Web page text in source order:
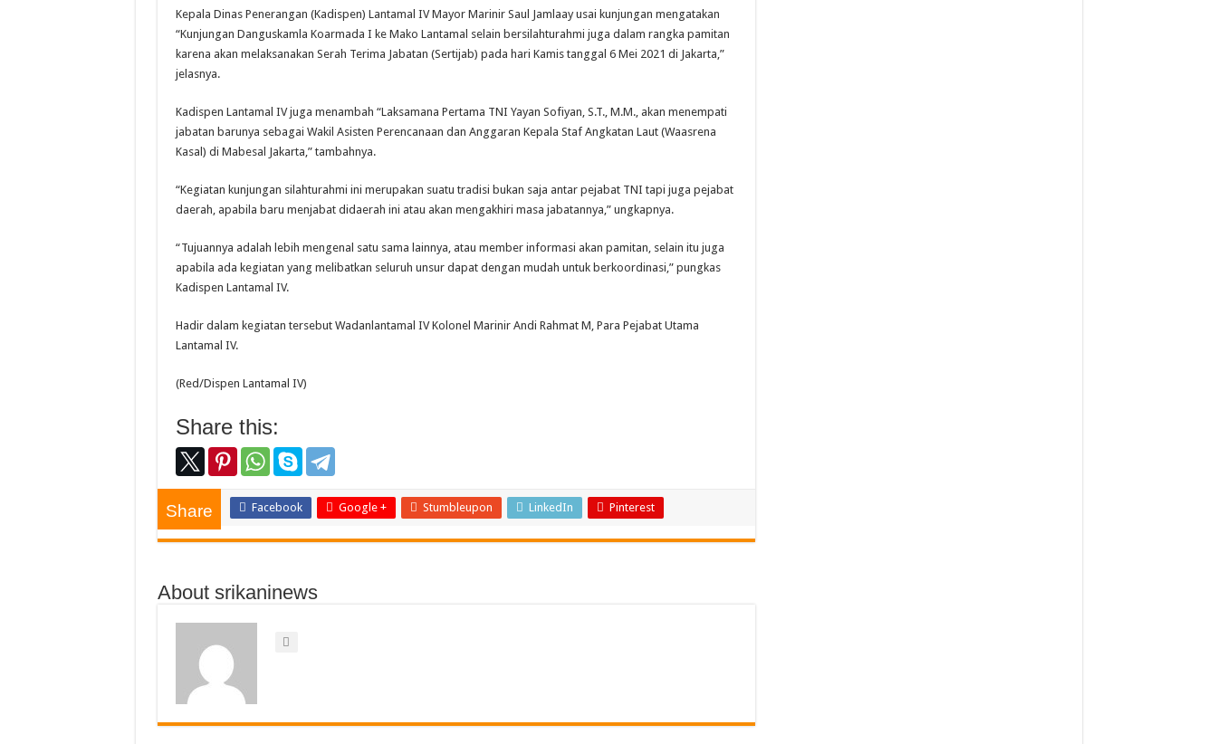
Kepala Dinas Penerangan (Kadispen) Lantamal IV Mayor Marinir Saul Jamlaay usai kunjungan mengatakan
“Kunjungan Danguskamla Koarmada I ke Mako Lantamal selain bersilahturahmi juga dalam rangka pamitan
karena akan melaksanakan Serah Terima Jabatan (Sertijab) pada hari Kamis tanggal 6 Mei 2021 di Jakarta,”
jelasnya.
Kadispen Lantamal IV juga menambah “Laksamana Pertama TNI Yayan Sofiyan, S.T., M.M., akan menempati
jabatan barunya sebagai Wakil Asisten Perencanaan dan Anggaran Kepala Staf Angkatan Laut (Waasrena
Kasal) di Mabesal Jakarta,” tambahnya.
“Kegiatan kunjungan silahturahmi ini merupakan suatu tradisi bukan saja antar pejabat TNI tapi juga pejabat
daerah, apabila baru menjabat didaerah ini atau akan mengakhiri masa jabatannya,” ungkapnya.
“Tujuannya adalah lebih mengenal satu sama lainnya, atau member informasi akan pamitan, selain itu juga
apabila ada kegiatan yang melibatkan seluruh unsur dapat dengan mudah untuk berkoordinasi,” pungkas
Kadispen Lantamal IV.
Hadir dalam kegiatan tersebut Wadanlantamal IV Kolonel Marinir Andi Rahmat M, Para Pejabat Utama
Lantamal IV.
(Red/Dispen Lantamal IV)
Share this:
Share Facebook Google + Stumbleupon LinkedIn Pinterest
About srikaninews